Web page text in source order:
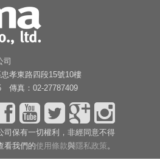
司
孝東路四段15號10樓
傳真：02-27787409
司保有一切權利，非經同意不得
看我們的使用條款與隱私政策。